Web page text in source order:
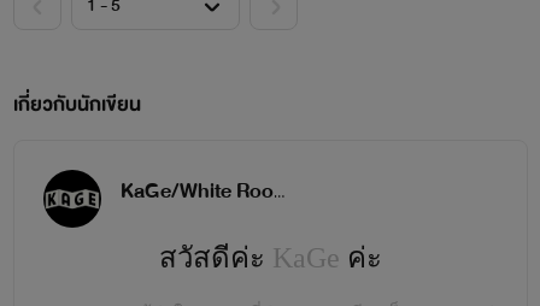
เกี่ยวกับนักเขียน
KaGe/White Room
สวัสดีค่ะ KaGe ค่ะ